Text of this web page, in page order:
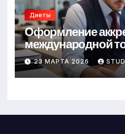
Диеты
Оформление
международной
23 МАРТА 2026